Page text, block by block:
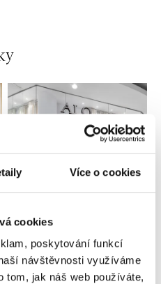
Více o cookies
cookies
poskytování funkcí
návštěvnosti využíváme
tom, jak náš web používáte,
Nová Karolina,